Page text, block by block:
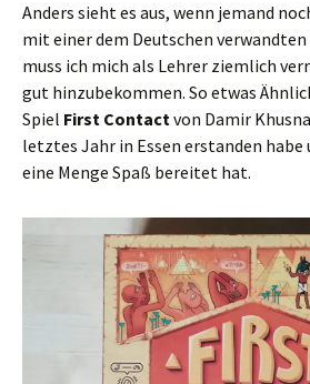
Anders sieht es aus, wenn jemand
mit einer dem Deutschen
muss ich mich als Lehrer ziemlich
gut hinzubekommen. So etwas
Spiel First Contactvon Damir
letztes Jahr in Essen erstanden habe
eine Menge Spaß bereitet hat.